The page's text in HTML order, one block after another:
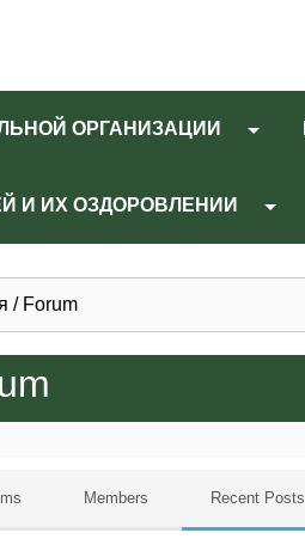
ОРГАНИЗАЦИИ
И ИХ ОЗДОРОВЛЕНИИ
/ Forum
Members Recent Posts